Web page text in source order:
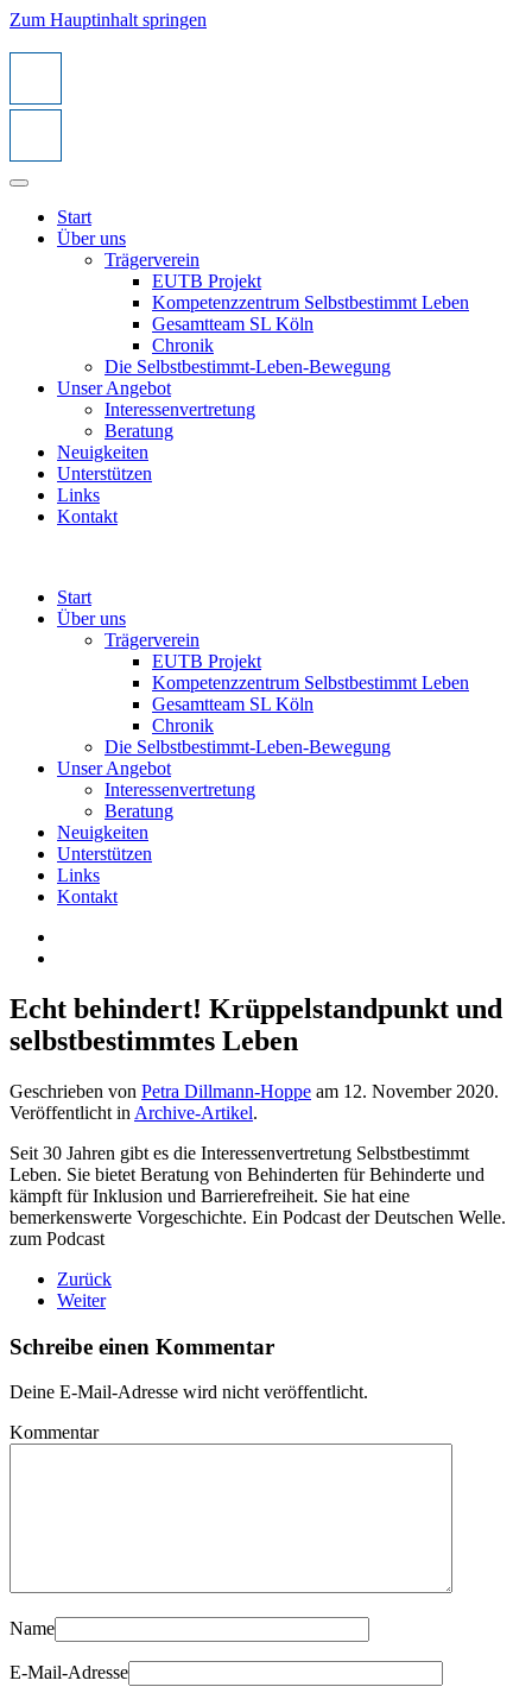
Zum Hauptinhalt springen
Start
Über uns
Trägerverein
EUTB Projekt
Kompetenzzentrum Selbstbestimmt Leben
Gesamtteam SL Köln
Chronik
Die Selbstbestimmt-Leben-Bewegung
Unser Angebot
Interessenvertretung
Beratung
Neuigkeiten
Unterstützen
Links
Kontakt
Start
Über uns
Trägerverein
EUTB Projekt
Kompetenzzentrum Selbstbestimmt Leben
Gesamtteam SL Köln
Chronik
Die Selbstbestimmt-Leben-Bewegung
Unser Angebot
Interessenvertretung
Beratung
Neuigkeiten
Unterstützen
Links
Kontakt
Echt behindert! Krüppelstandpunkt und
selbstbestimmtes Leben
Geschrieben von Petra Dillmann-Hoppe am 12. November 2020.
Veröffentlicht in Archive-Artikel.
Seit 30 Jahren gibt es die Interessenvertretung Selbstbestimmt
Leben. Sie bietet Beratung von Behinderten für Behinderte und
kämpft für Inklusion und Barrierefreiheit. Sie hat eine
bemerkenswerte Vorgeschichte. Ein Podcast der Deutschen Welle.
zum Podcast
Zurück
Weiter
Schreibe einen Kommentar
Deine E-Mail-Adresse wird nicht veröffentlicht.
Kommentar
Name
E-Mail-Adresse